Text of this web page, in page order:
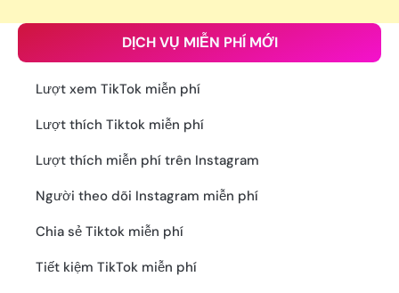
DỊCH VỤ MIỄN PHÍ MỚI
Lượt xem TikTok miễn phí
Lượt thích Tiktok miễn phí
Lượt thích miễn phí trên Instagram
Người theo dõi Instagram miễn phí
Chia sẻ Tiktok miễn phí
Tiết kiệm TikTok miễn phí